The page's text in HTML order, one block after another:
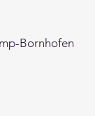
Bornhofen